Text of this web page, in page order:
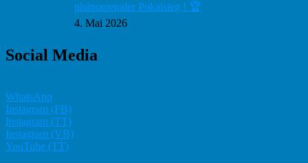
phänomenaler Pokalsieg ! 🏆
4. Mai 2026
Social Media
WhatsApp
Instagram (FB)
Instagram (TT)
Instagram (VB)
YouTube (TT)